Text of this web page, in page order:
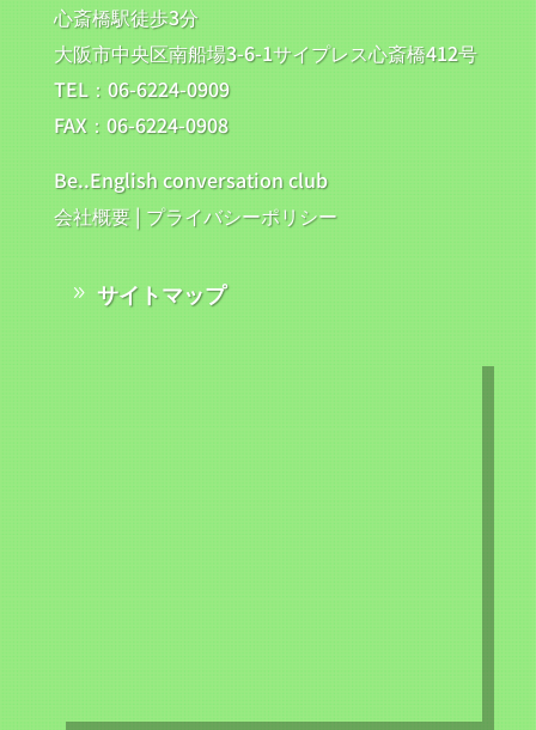
心斎橋駅徒歩3分
大阪市中央区南船場3-6-1サイプレス心斎橋412号
TEL：06-6224-0909
FAX：06-6224-0908
Be..English conversation club
会社概要| プライバシーポリシー
サイトマップ